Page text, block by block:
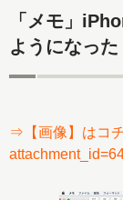
「メモ」
ようになった
⇒【画像】はコ